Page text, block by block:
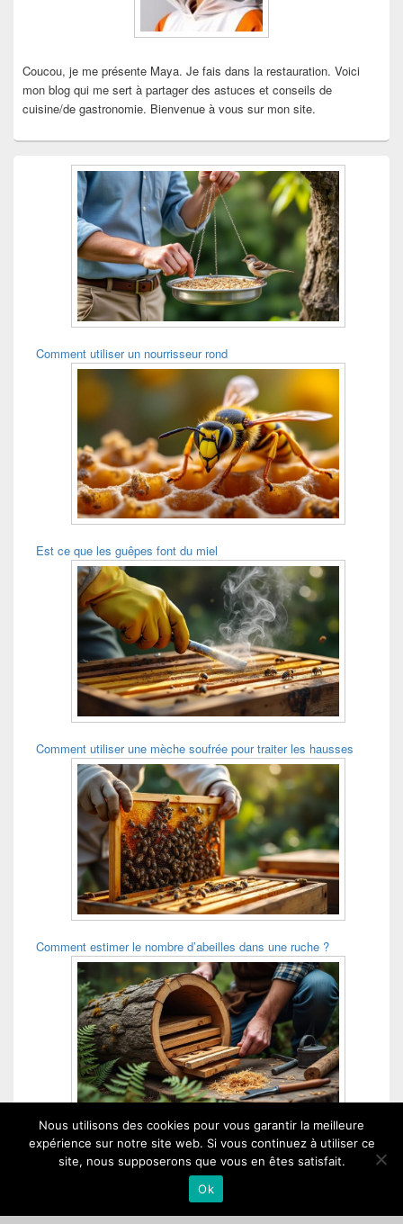
Coucou, je me présente Maya. Je fais dans la restauration. Voici
mon blog qui me sert à partager des astuces et conseils de
cuisine/de gastronomie. Bienvenue à vous sur mon site.
Comment utiliser un nourrisseur rond
Est ce que les guêpes font du miel
Comment utiliser une mèche soufrée pour traiter les hausses
Comment estimer le nombre d’abeilles dans une ruche ?
Comment construire une ruche tronc ?
Chez Maya dans le Cantou - Copyright © 2026 - Tous droits réservés.
Nous utilisons des cookies pour vous garantir la meilleure
expérience sur notre site web. Si vous continuez à utiliser ce
site, nous supposerons que vous en êtes satisfait.
Ok